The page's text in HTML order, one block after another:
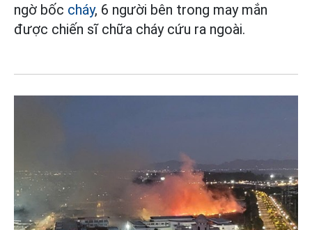
ngờ bốc cháy, 6 người bên trong may mắn
được chiến sĩ chữa cháy cứu ra ngoài.